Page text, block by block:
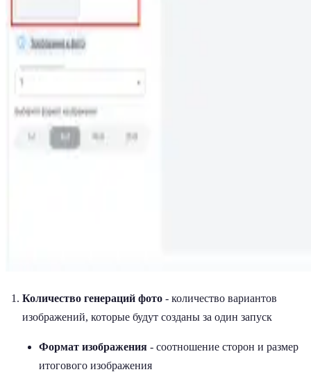
Количество генераций фото - количество вариантов
изображений, которые будут созданы за один запуск
Формат изображения - соотношение сторон и размер
итогового изображения